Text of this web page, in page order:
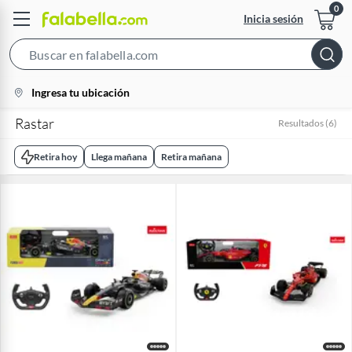
Inicia sesión
Bar
location-
icon
Ingresa tu ubicación
Rastar Resultados (6)
Retira hoy Llega mañana Retira mañana